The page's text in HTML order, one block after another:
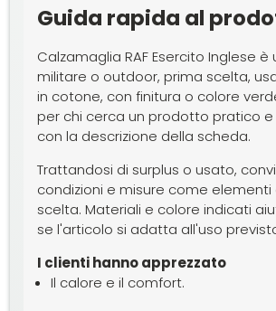
Guida rapida al
Calzamaglia RAF Esercito Inglese è
militare o outdoor, prima scelta,
in cotone, con finitura o colore
per chi cerca un prodotto pratico
con la descrizione della scheda.
Trattandosi di surplus o usato,
condizioni e misure come elementi
scelta. Materiali e colore indicati
se l'articolo si adatta all'uso
I clienti hanno apprezzato
Il calore e il comfort.